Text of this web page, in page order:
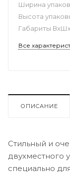
Ширина
Высота
Габариты
Все
ОПИСАНИЕ
Стильный и
двухместного
специально